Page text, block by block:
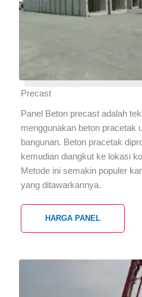
Precast
Panel Beton precast adalah
menggunakan beton pracetak
bangunan. Beton pracetak
kemudian diangkut ke lokasi
Metode ini semakin populer
yang ditawarkannya.
HARGA PANEL